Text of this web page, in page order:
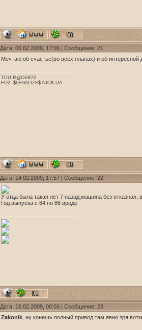
Дата: 06.02.2009, 17:06 | Сообщение: 21
Мечтаю об счастье(во всех планах) и об интересной
TDU:R@CER22
FO2: $LEGALIZE$ NICK.UA
Дата: 14.02.2009, 17:57 | Сообщение: 22
У отца была такая лет 7 назад,машина без отказная,
Год выпуска с 84 по 86 вроде
Дата: 15.02.2009, 00:56 | Сообщение: 23
Zakonik , ну конешь полный привод там явно зря